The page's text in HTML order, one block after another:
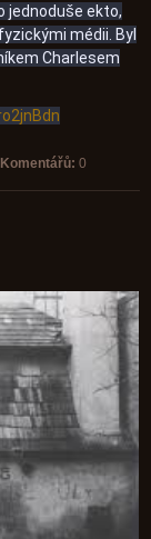
jednoduše ekto,
médii. Byl
Charlesem
Komentářů: 0